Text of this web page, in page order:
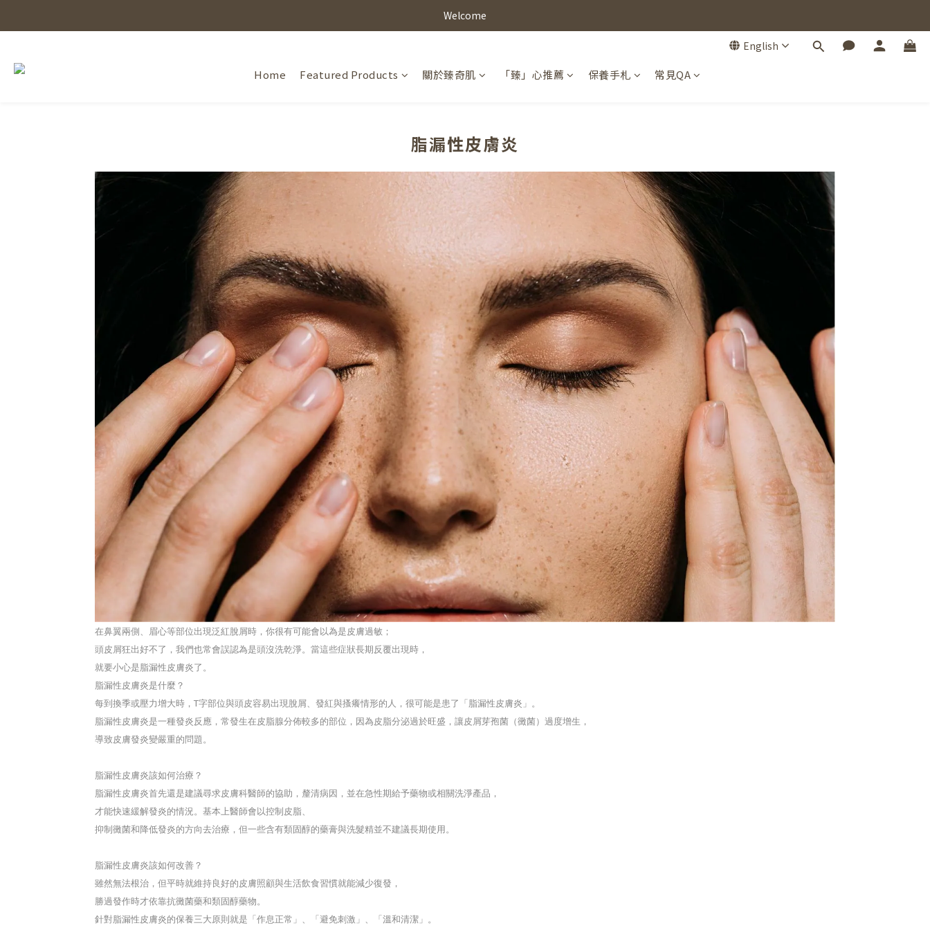
Welcome
English
Home Featured Products 關於臻奇肌 「臻」心推薦 保養手札 常見QA
脂漏性皮膚炎
在鼻翼兩側、眉心等部位出現泛紅脫屑時，你很有可能會以為是皮膚過敏；
頭皮屑狂出好不了，我們也常會誤認為是頭沒洗乾淨。當這些症狀長期反覆出現時，
就要小心是脂漏性皮膚炎了。
脂漏性皮膚炎是什麼？
每到換季或壓力增大時， T字部位與頭皮容易出現脫屑、發紅與搔癢情形的人，很可能是患了「脂漏性皮膚炎」。
脂漏性皮膚炎是一種發炎反應，常發生在皮脂腺分佈較多的部位，因為皮脂分泌過於旺盛，讓皮屑芽孢菌（黴菌）過度增生，
導致皮膚發炎變嚴重的問題。
脂漏性皮膚炎該如何治療？
脂漏性皮膚炎首先還是建議尋求皮膚科醫師的協助，釐清病因，並在急性期給予藥物或相關洗淨產品，
才能快速緩解發炎的情況。基本上醫師會以控制皮脂、
抑制黴菌和降低發炎的方向去治療，但一些含有類固醇的藥膏與洗髮精並不建議長期使用。
脂漏性皮膚炎該如何改善？
雖然無法根治，但平時就維持良好的皮膚照顧與生活飲食習慣就能減少復發，
勝過發作時才依靠抗黴菌藥和類固醇藥物。
針對脂漏性皮膚炎的保養三大原則就是「作息正常」、「避免刺激」、「溫和清潔」。